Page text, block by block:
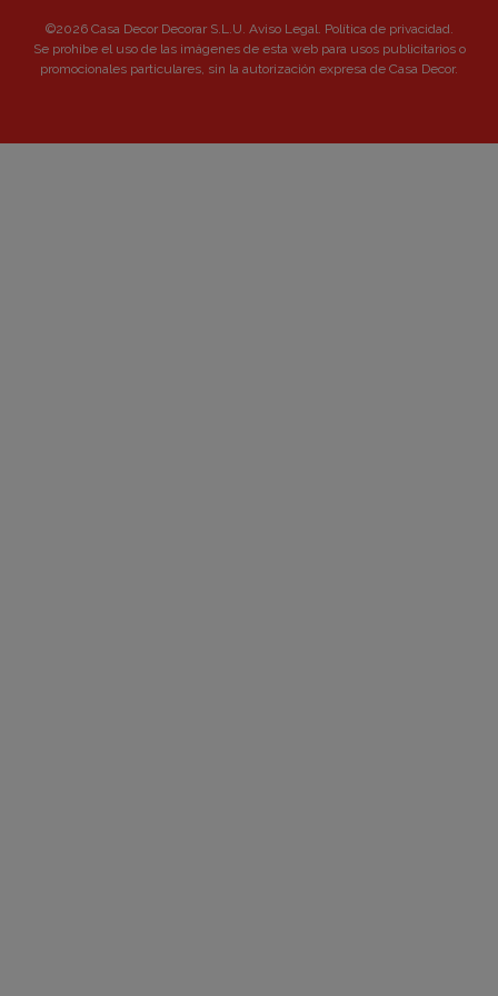
©2026 Casa Decor Decorar S.L.U. Aviso Legal. Política de privacidad.
Se prohibe el uso de las imágenes de esta web para usos publicitarios o
promocionales particulares, sin la autorización expresa de Casa Decor.